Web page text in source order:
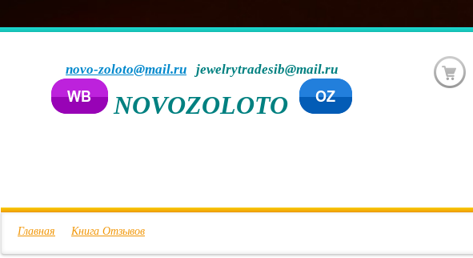
novo-zoloto@mail.ru jewelrytradesib@mail.ru
NOVOZOLOTO
Главная Книга Отзывов